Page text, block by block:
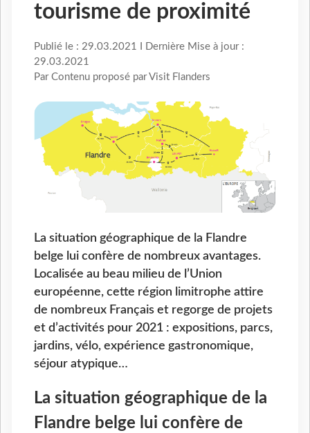
tourisme de proximité
Publié le : 29.03.2021 I Dernière Mise à jour :
29.03.2021
Par Contenu proposé par Visit Flanders
La situation géographique de la Flandre
belge lui confère de nombreux avantages.
Localisée au beau milieu de l’Union
européenne, cette région limitrophe attire
de nombreux Français et regorge de projets
et d’activités pour 2021 : expositions, parcs,
jardins, vélo, expérience gastronomique,
séjour atypique…
La situation géographique de la
Flandre belge lui confère de